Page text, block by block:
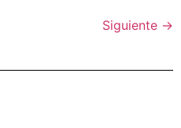
Siguiente →